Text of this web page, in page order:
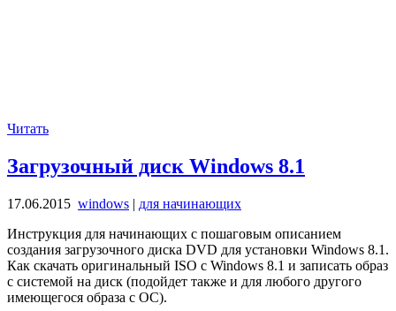
Читать
Загрузочный диск Windows 8.1
17.06.2015 windows | для начинающих
Инструкция для начинающих с пошаговым описанием
создания загрузочного диска DVD для установки Windows 8.1.
Как скачать оригинальный ISO с Windows 8.1 и записать образ
с системой на диск (подойдет также и для любого другого
имеющегося образа с ОС).